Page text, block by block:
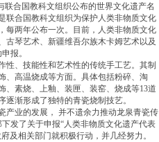
合国教科文组织公布的世界文化遗产名
联合国教科文组织为保护人类非物质文化
每两年公布一次。目前，人类非物质文化
古琴艺术、新疆维吾尔族木卡姆艺术以及
报。
、技能性和艺术性的传统手工艺。其制
、高温烧成等方面。具体包括粉碎、淘
、素烧、上釉、装匣、装窑、烧成等13道
逐渐形成了独特的青瓷烧制技艺。
业的发展， 并不遗余力推动龙泉青瓷传
发了关于申报“人类非物质文化遗产代表
及相关部门就积极行动，并几经努力。